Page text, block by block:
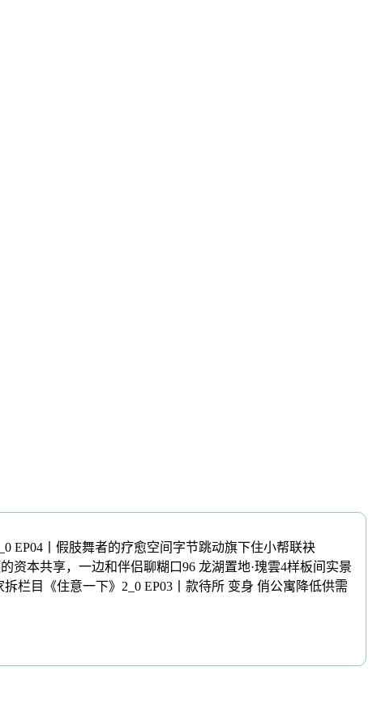
丨假肢舞者的疗愈空间字节跳动旗下住小帮联袂
资本共享，一边和伴侣聊糊口96 龙湖置地·瑰雲4样板间实景
栏目《住意一下》2_0 EP03丨款待所 变身 俏公寓降低供需